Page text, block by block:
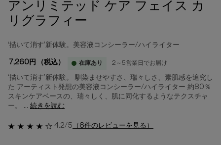
アンリミテッド ケア フェイス カ
リグラフィー
‘描いて消す’新体験。美容液コンシーラー/ハイライター
7,260円 （税込） 在庫あり 2～5営業日でお届け
‘描いて消す’新体験。 馴染ませやすさ、瑞々しさ、素肌感を追究し
た アーティスト発想の美容液コンシーラー/ハイライター 約80％
スキンケアベースの、瑞々しく、肌に同化するようなテクスチャ
ー。 ... 続きを読む
4.2/5 （6件のレビューを見る）